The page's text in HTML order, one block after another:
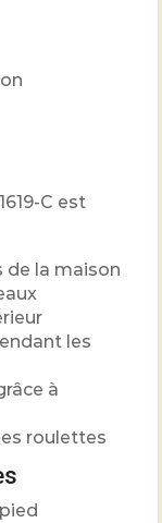
C est
de la maison
les
à
roulettes